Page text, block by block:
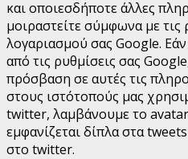
και οποιεσδήποτε άλλες
μοιραστείτε σύμφωνα με τις
λογαριασμού σας Google.
από τις ρυθμίσεις σας
πρόσβαση σε αυτές τις
στους ιστότοπούς μας
twitter, λαμβάνουμε το
εμφανίζεται δίπλα στα
στο twitter.